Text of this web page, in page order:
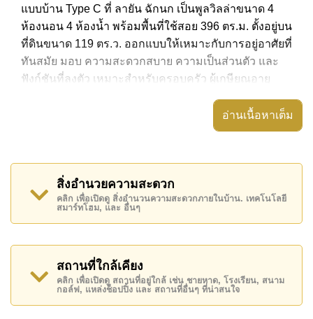
แบบบ้าน Type C ที่ ลายัน ฉักนก เป็นพูลวิลล่าขนาด 4
ห้องนอน 4 ห้องน้ำ พร้อมพื้นที่ใช้สอย 396 ตร.ม. ตั้งอยู่บน
ที่ดินขนาด 119 ตร.ว. ออกแบบให้เหมาะกับการอยู่อาศัยที่
ทันสมัย มอบ ความสะดวกสบาย ความเป็นส่วนตัว และ
ฟังก์ชันที่ลงตัว เหมาะสำหรับครอบครัว ผู้เกษียณอายุ
ที่ดิน ปรับเปลี่ยนแบบบ้าน และใช้แผนการชำระเงินที่
ยืดหยุ่น เพื่อให้บ้านตรงกับความต้องการของตนเองมาก
✔️ขนาดที่ดิน: 119 ตร.ว.
ห้องนอน: 4
อ่านเนื้อหาเต็ม
สิ่งอำนวยความสะดวก
คลิก เพื่อเปิดดู สิ่งอำนวนความสะดวกภายในบ้าน. เทคโนโลยี
สมาร์ทโฮม, และ อื่นๆ
สถานที่ใกล้เคียง
คลิก เพื่อเปิดดู สถานที่อยู่ใกล้ เช่น ชายหาด, โรงเรียน, สนาม
กอล์ฟ, แหล่งช็อปปิ้ง และ สถานที่อื่นๆ ที่น่าสนใจ